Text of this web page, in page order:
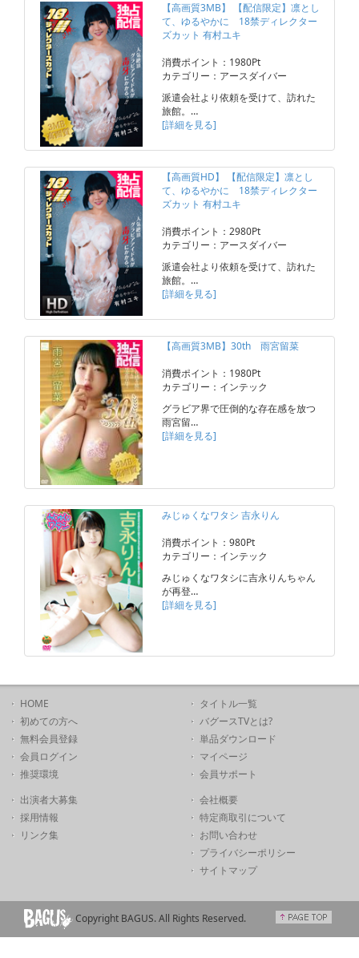
【高画質3MB】 【配信限定】凛とし
て、ゆるやかに 18禁ディレクター
ズカット 有村ユキ
消費ポイント：1980Pt
カテゴリー：アースダイバー
派遣会社より依頼を受けて、訪れた
旅館。…
[詳細を見る]
【高画質HD】 【配信限定】凛とし
て、ゆるやかに 18禁ディレクター
ズカット 有村ユキ
消費ポイント：2980Pt
カテゴリー：アースダイバー
派遣会社より依頼を受けて、訪れた
旅館。…
[詳細を見る]
【高画質3MB】30th 雨宮留菜
消費ポイント：1980Pt
カテゴリー：インテック
グラビア界で圧倒的な存在感を放つ
雨宮留…
[詳細を見る]
みじゅくなワタシ 吉永りん
消費ポイント：980Pt
カテゴリー：インテック
みじゅくなワタシに吉永りんちゃん
が再登…
[詳細を見る]
HOME
初めての方へ
無料会員登録
会員ログイン
推奨環境
タイトル一覧
バグースTVとは?
単品ダウンロード
マイページ
会員サポート
出演者大募集
採用情報
リンク集
会社概要
特定商取引について
お問い合わせ
プライバシーポリシー
サイトマップ
Copyright BAGUS. All Rights Reserved.